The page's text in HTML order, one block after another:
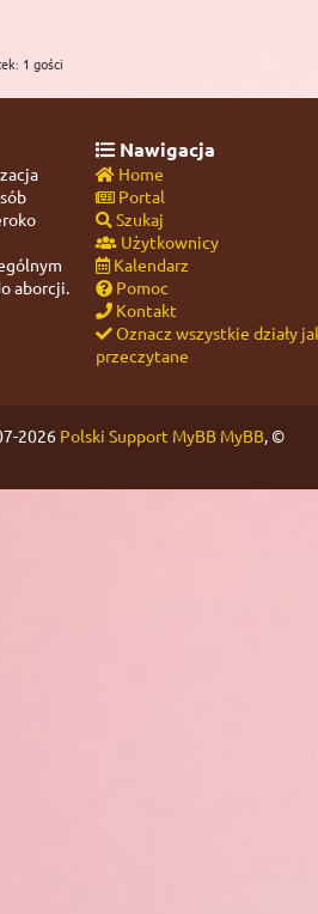
1 gości
aborcji.
Nawigacja
Home
Portal
Szukaj
Użytkownicy
Kalendarz
Pomoc
Kontakt
Oznacz wszystkie działy
przeczytane
2026 Polski Support MyBB MyBB, ©